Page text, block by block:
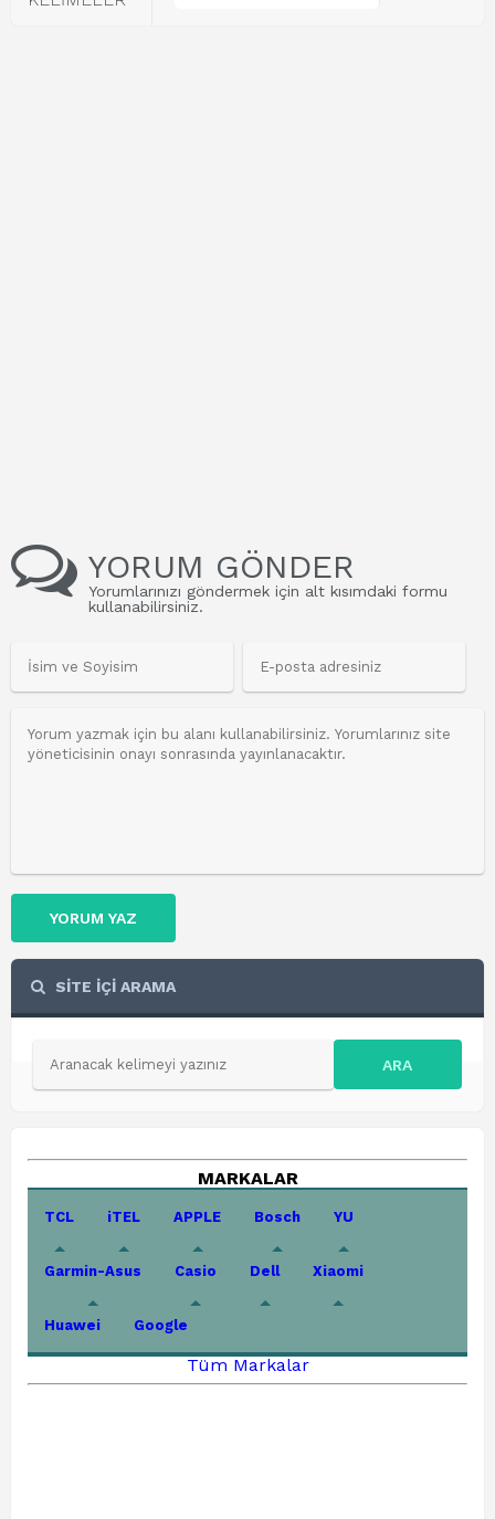
YORUM GÖNDER
Yorumlarınızı göndermek için alt kısımdaki formu
kullanabilirsiniz.
YORUM YAZ
SİTE İÇİ ARAMA
ARA
MARKALAR
TCL iTEL APPLE Bosch YU
Garmin-Asus Casio Dell Xiaomi
Huawei Google
Tüm Markalar